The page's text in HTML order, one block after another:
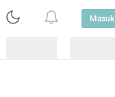
Masuk